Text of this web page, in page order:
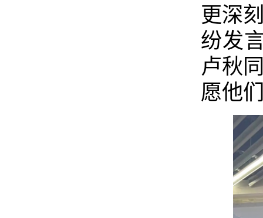
更深
纷发
卢秋
愿他